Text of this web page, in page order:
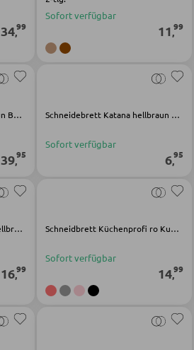
und LED-Spots
34,99
Sofort verfügbar
11,99
Universalbrett Kiana hellbraun Bambus
39,95
Schneidebrett Katana hellbraun Bambus
Sofort verfügbar
6,95
Schneidbrett Küchenprofi hellbraun Holz
16,99
Schneidbrett Küchenprofi ro Kunststoff
Sofort verfügbar
14,99